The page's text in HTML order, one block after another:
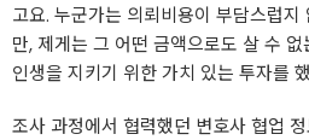
고요. 누군가는 의뢰비용이 부담스럽지
만, 제게는 그 어떤 금액으로도 살 수
인생을 지키기 위한 가치 있는 투자를
조사 과정에서 협력했던 변호사 협업